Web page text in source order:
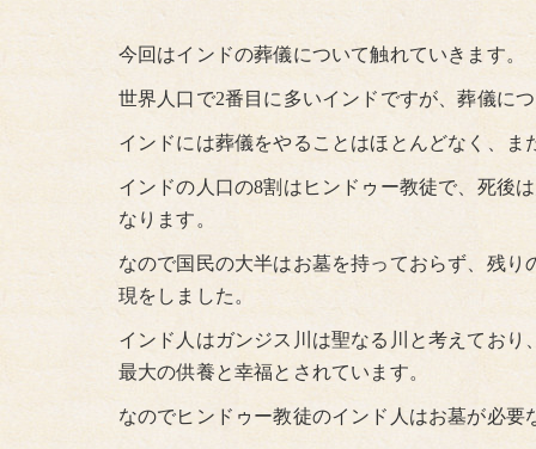
今回はインドの葬儀について触れていきます。
世界人口で2番目に多いインドですが、葬儀に
インドには葬儀をやることはほとんどなく、ま
インドの人口の8割はヒンドゥー教徒で、死後
なります。
なので国民の大半はお墓を持っておらず、残
現をしました。
インド人はガンジス川は聖なる川と考えてお
最大の供養と幸福とされています。
なのでヒンドゥー教徒のインド人はお墓が必要